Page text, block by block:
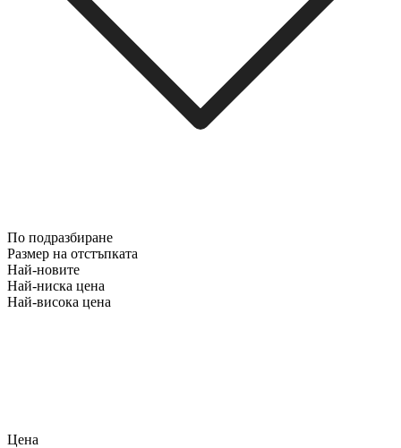
По подразбиране
Размер на отстъпката
Най-новите
Най-ниска цена
Най-висока цена
Цена